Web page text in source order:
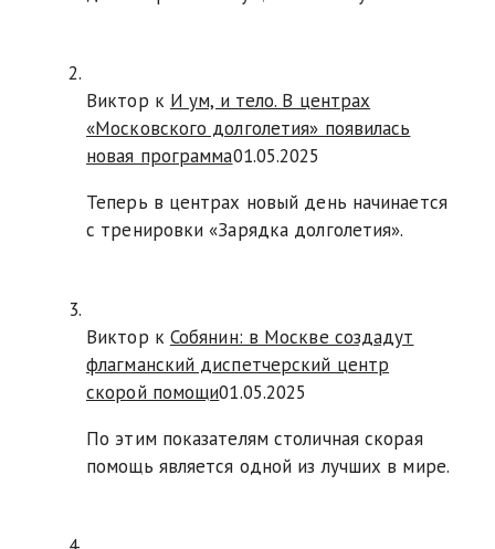
Виктор к И ум, и тело. В центрах
«Московского долголетия» появилась
новая программа01.05.2025
Теперь в центрах новый день начинается
с тренировки «Зарядка долголетия».
Виктор к Собянин: в Москве создадут
флагманский диспетчерский центр
скорой помощи01.05.2025
По этим показателям столичная скорая
помощь является одной из лучших в мире.